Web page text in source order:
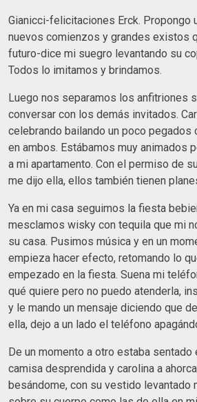
Gianicci-felicitaciones Erck. Propongo
nuevos comienzos y grandes existos
futuro-dice mi suegro levantando su
Todos lo imitamos y brindamos.
Luego nos separamos los anfitriones
conversar con los demás invitados.
celebrando bailando un poco
en ambos. Estábamos muy animados
a mi apartamento. Con el permiso de
me dijo ella, ellos también tienen
Ya en mi casa seguimos la fiesta
mesclamos wisky con tequila que mi
su casa. Pusimos música y en un
empieza hacer efecto, retomando lo
empezado en la fiesta. Suena mi
qué quiere pero no puedo atenderla,
y le mando un mensaje diciendo que
ella, dejo a un lado el teléfono
De un momento a otro estaba sentado
camisa desprendida y carolina a
besándome, con su vestido levantado